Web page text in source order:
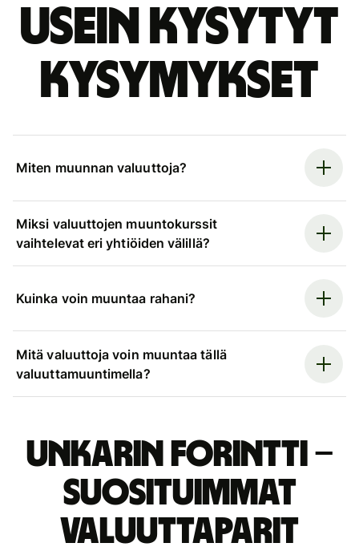
Usein kysytyt
kysymykset
Miten muunnan valuuttoja?
Miksi valuuttojen muuntokurssit
vaihtelevat eri yhtiöiden välillä?
Kuinka voin muuntaa rahani?
Mitä valuuttoja voin muuntaa tällä
valuuttamuuntimella?
Unkarin forintti –
suosituimmat
valuuttaparit